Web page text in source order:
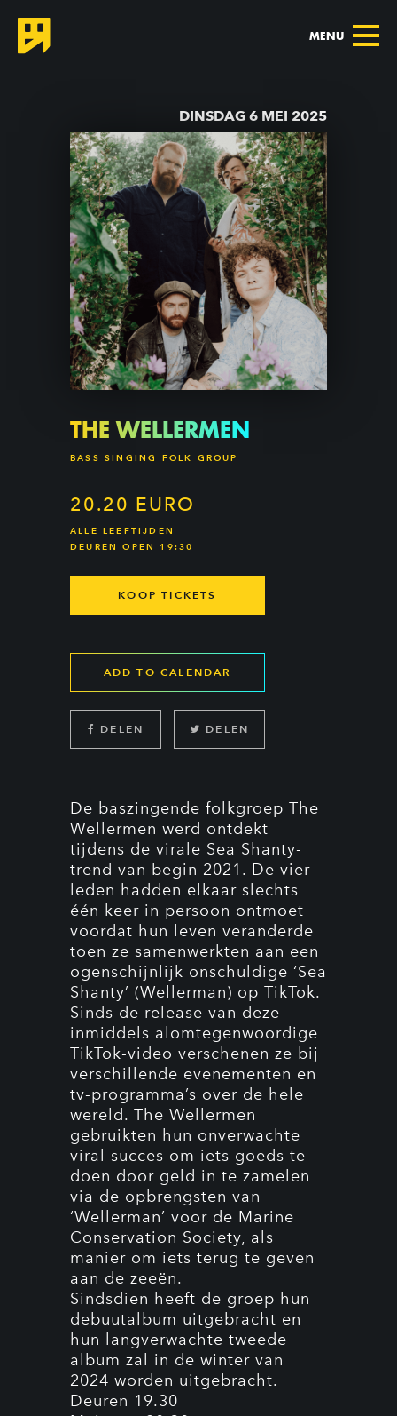
MENU
DINSDAG 6 MEI 2025
THE WELLERMEN
BASS SINGING FOLK GROUP
20.20 EURO
ALLE LEEFTIJDEN
DEUREN OPEN 19:30
KOOP TICKETS
ADD TO CALENDAR
DELEN DELEN
De baszingende folkgroep The
Wellermen werd ontdekt
tijdens de virale Sea Shanty-
trend van begin 2021. De vier
leden hadden elkaar slechts
één keer in persoon ontmoet
voordat hun leven veranderde
toen ze samenwerkten aan een
ogenschijnlijk onschuldige ‘Sea
Shanty’ (Wellerman) op TikTok.
Sinds de release van deze
inmiddels alomtegenwoordige
TikTok-video verschenen ze bij
verschillende evenementen en
tv-programma’s over de hele
wereld. The Wellermen
gebruikten hun onverwachte
viral succes om iets goeds te
doen door geld in te zamelen
via de opbrengsten van
‘Wellerman’ voor de Marine
Conservation Society, als
manier om iets terug te geven
aan de zeeën.
Sindsdien heeft de groep hun
debuutalbum uitgebracht en
hun langverwachte tweede
album zal in de winter van
2024 worden uitgebracht.
Deuren 19.30